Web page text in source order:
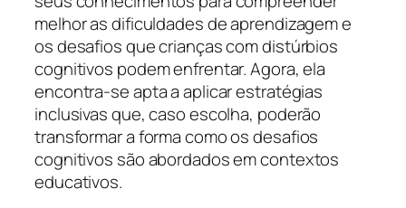
melhor as dificuldades de aprendizagem e
os desafios que crianças com distúrbios
cognitivos podem enfrentar. Agora, ela
encontra-se apta a aplicar estratégias
inclusivas que, caso escolha, poderão
transformar a forma como os desafios
cognitivos são abordados em contextos
educativos.